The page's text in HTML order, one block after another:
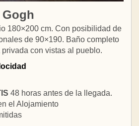
Gogh
180×200 cm. Con posibilidad de
de 90×190. Baño completo
con vistas al pueblo.
48 horas antes de la llegada.
el Alojamiento